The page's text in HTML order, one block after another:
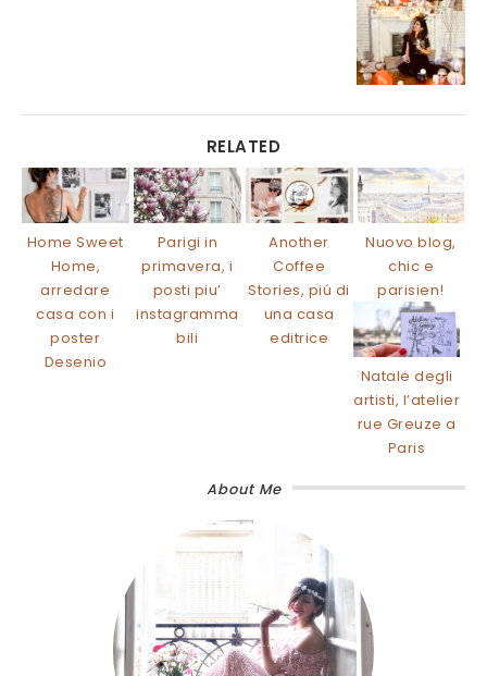
RELATED
Home Sweet
Home,
arredare
casa con i
poster
Desenio
Parigi in
primavera, i
posti piu’
instagramma
bili
Another
Coffee
Stories, piú di
una casa
editrice
Nuovo blog,
chic e
parisien!
Natale degli
artisti, l’atelier
rue Greuze a
Paris
About Me